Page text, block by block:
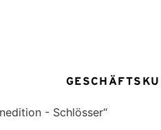
- Schlösser“